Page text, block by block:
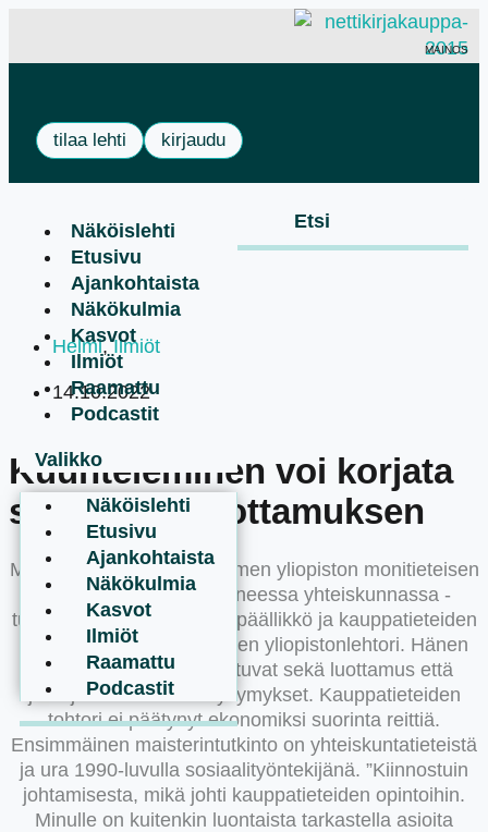
MAINOS
tilaa lehti kirjaudu
Näköislehti
Etusivu
Ajankohtaista
Näkökulmia
Kasvot
Ilmiöt
Raamattu
Podcastit
Näköislehti
Etusivu
Ajankohtaista
Näkökulmia
Kasvot
Ilmiöt
Raamattu
Podcastit
Helmi,Ilmiöt
14.10.2022
Kuunteleminen voi korjata
särkyneen luottamuksen
Mirjami Ikonen on Itä-Suomen yliopiston monitieteisen
Oppiminen digitalisoituneessa yhteiskunnassa -
tutkimusyhteisön tutkimuspäällikkö ja kauppatieteiden
laitoksen palvelujohtamisen yliopistonlehtori. Hänen
erikoisalueisiinsa lukeutuvat sekä luottamus että
johtajuutta koskevat kysymykset. Kauppatieteiden
tohtori ei päätynyt ekonomiksi suorinta reittiä.
Ensimmäinen maisterintutkinto on yhteiskuntatieteistä
ja ura 1990-luvulla sosiaalityöntekijänä. ”Kiinnostuin
johtamisesta, mikä johti kauppatieteiden opintoihin.
Minulle on kuitenkin luontaista tarkastella asioita